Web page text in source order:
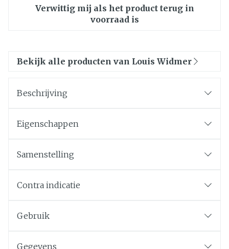
Verwittig mij als het product terug in
voorraad is
Bekijk alle producten van Louis Widmer
Beschrijving
Eigenschappen
Samenstelling
Contra indicatie
Gebruik
Gegevens